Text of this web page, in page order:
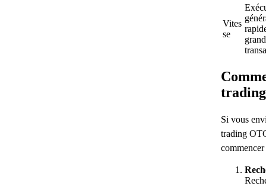
Vites
se
Si vous
trading
commencer